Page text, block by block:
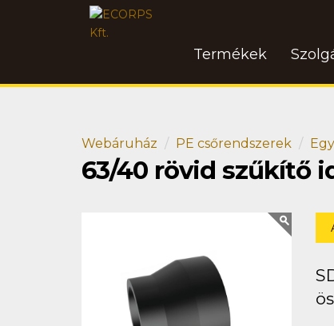
Termékek
Webáruház PE csőrendszerek
63/40 rövid szűkítő